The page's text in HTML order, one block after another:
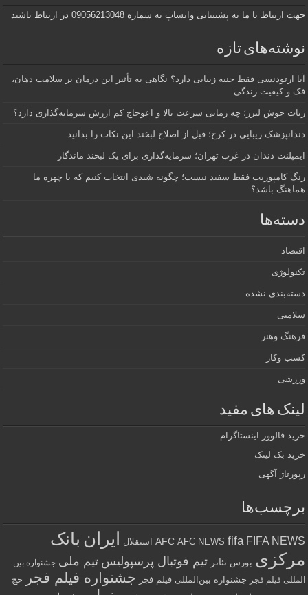
جهت ارتباط با ما به پشتیبانی واتساپ به شماره 09056213048 در ارتباط باشید
نوشته‌های تازه
آیا ارتودنسی فقط جنبه زیبایی دارد؟ نگاهی به تأثیر این درمان بر سلامت دهان،
فک و کیفیت زندگی
ربات جوش لیزر؛ چه زمانی سرعت بالا و اعوجاج کم ارزش سرمایه‌گذاری دارد؟
دندانپزشک زیبایی در کرج؛ قبل از اصلاح لبخند این نکات را بدانید
ایمپلنت دندان در غرب تهران؛ سرمایه‌گذاری برای یک لبخند ماندگار
رنگ کامپوزیت فقط سفید نیست؛ چگونه شیدی انتخاب کنیم که با چهره ما
هماهنگ باشد؟
دسته‌ها
اقتصاد
تکنولوژی
دسته‌بندی نشده
سلامتی
فرهنگ وهنر
کسب وکار
ورزشی
لینک های مفید
خرید فالوور اینستاگرام
خرید بک لینک
رپورتاژ آگهی
برچسب‌ها
AFC AFC NEWS fifa FIFA NEWS استقلال ایران بانک
مرکزی بورس تئاتر تیم فوتبال پرسپولیس تیم ملی جشنواره بین
المللی فیلم فجر جشنواره بین‌المللی فیلم فجر جشنواره فیلم فجر
حج